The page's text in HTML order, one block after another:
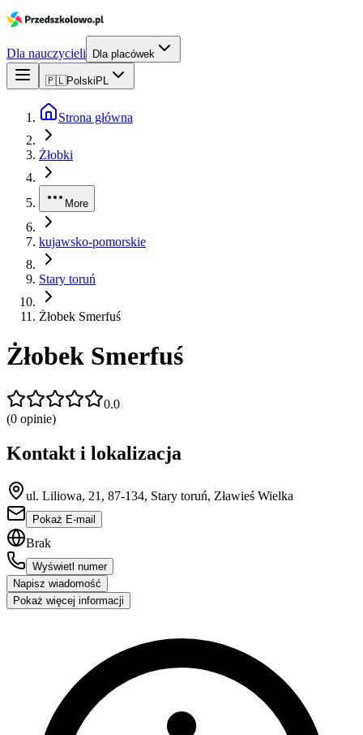
Dla nauczycieli Dla placówek
🇵🇱Polski PL
Strona główna
Żłobki
More
kujawsko-pomorskie
Stary toruń
Żłobek Smerfuś
Żłobek Smerfuś
0.0
(0 opinie)
Kontakt i lokalizacja
ul. Liliowa, 21, 87-134, Stary toruń, Zławieś Wielka
Pokaż E-mail
Brak
Wyświetl numer
Napisz wiadomość
Pokaż więcej informacji